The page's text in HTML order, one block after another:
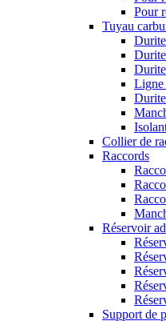
Pour
Tuyau
Ligne
Collier de
Raccords
Réservoir
Support de